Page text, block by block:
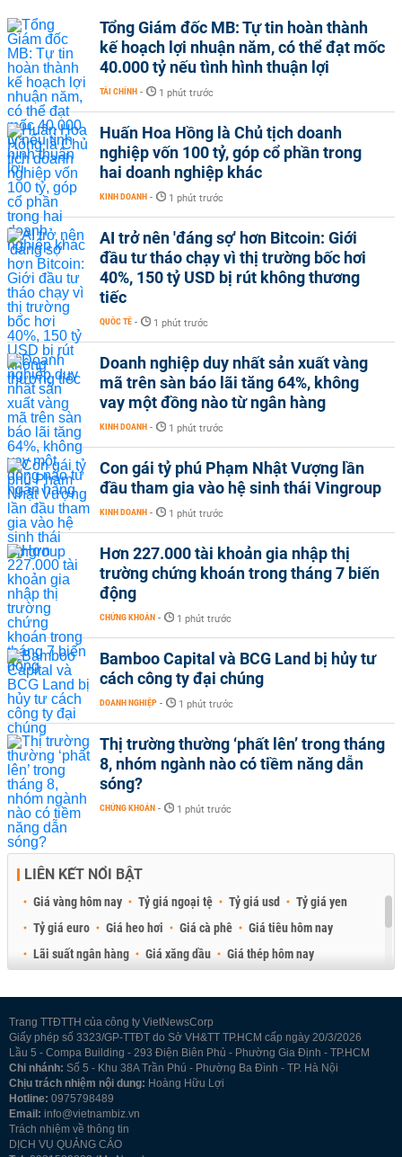
Tổng Giám đốc MB: Tự tin hoàn thành
kế hoạch lợi nhuận năm, có thể đạt mốc
40.000 tỷ nếu tình hình thuận lợi
TÀI CHÍNH - 1 phút trước
Huấn Hoa Hồng là Chủ tịch doanh
nghiệp vốn 100 tỷ, góp cổ phần trong
hai doanh nghiệp khác
KINH DOANH - 1 phút trước
AI trở nên 'đáng sợ' hơn Bitcoin: Giới
đầu tư tháo chạy vì thị trường bốc hơi
40%, 150 tỷ USD bị rút không thương
tiếc
QUỐC TẾ - 1 phút trước
Doanh nghiệp duy nhất sản xuất vàng
mã trên sàn báo lãi tăng 64%, không
vay một đồng nào từ ngân hàng
KINH DOANH - 1 phút trước
Con gái tỷ phú Phạm Nhật Vượng lần
đầu tham gia vào hệ sinh thái Vingroup
KINH DOANH - 1 phút trước
Hơn 227.000 tài khoản gia nhập thị
trường chứng khoán trong tháng 7 biến
động
CHỨNG KHOÁN - 1 phút trước
Bamboo Capital và BCG Land bị hủy tư
cách công ty đại chúng
DOANH NGHIỆP - 1 phút trước
Thị trường thường ‘phất lên’ trong tháng
8, nhóm ngành nào có tiềm năng dẫn
sóng?
CHỨNG KHOÁN - 1 phút trước
LIÊN KẾT NỔI BẬT
Giá vàng hôm nay Tỷ giá ngoại tệ Tỷ giá usd
Tỷ giá yen
Tỷ giá euro
Giá heo hơi Giá cà phê
Giá tiêu hôm nay
Lãi suất ngân hàng
Giá xăng dầu
Giá thép hôm nay
Trang TTĐTTH của công ty VietNewsCorp
Giấy phép số 3323/GP-TTĐT do Sở VH&TT TP.HCM cấp ngày 20/3/2026
Lầu 5 - Compa Building - 293 Điện Biên Phủ - Phường Gia Định - TP.HCM
Chi nhánh: Số 5 - Khu 38A Trần Phú - Phường Ba Đình - TP. Hà Nội
Chịu trách nhiệm nội dung: Hoàng Hữu Lợi
Hotline: 0975798489
Email: info@vietnambiz.vn
Trách nhiệm về thông tin
DỊCH VỤ QUẢNG CÁO